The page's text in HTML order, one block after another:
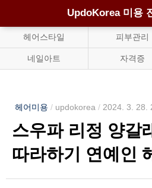
UpdoKorea 미용
헤어스타일 피부관리
네일아트 자격증
헤어미용 / updokorea / 2024. 3. 28.
스우파 리정 양갈
따라하기 연예인